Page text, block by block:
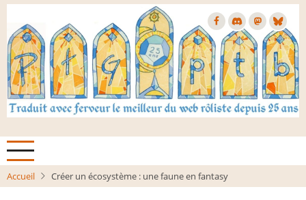
Aller
contenu
principal
Accueil Créer un écosystème : une faune en fantasy